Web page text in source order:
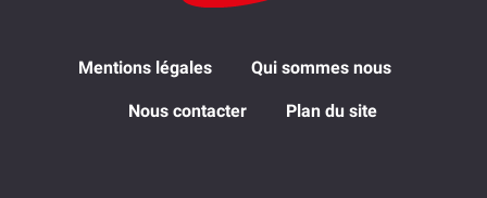
Mentions légales Qui sommes nous
Nous contacter Plan du site